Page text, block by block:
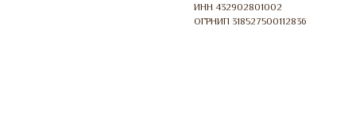
ИНН 432902801002
ОГРНИП 318527500112836